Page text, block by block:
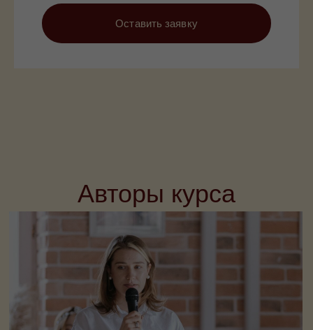
Оставить заявку
Авторы курса